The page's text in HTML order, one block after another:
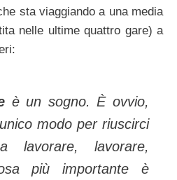
sta viaggiando a una media
nelle ultime quattro gare) a
è un sogno. È ovvio,
modo per riuscirci
lavorare, lavorare,
più importante è